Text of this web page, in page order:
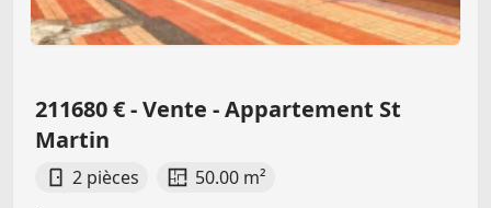
211680 € - Vente - Appartement St
Martin
2 pièces
50.00 m²